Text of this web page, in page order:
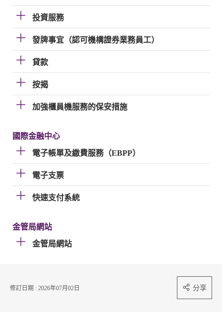
投資服務
發牌事宜（認可機構證券業務員工）
貸款
按揭
加強櫃員機服務的保安措施
國際金融中心
電子帳單及繳費服務（EBPP）
電子支票
快速支付系統
金管局網站
金管局網站
修訂日期 : 2026年07月02日 分享